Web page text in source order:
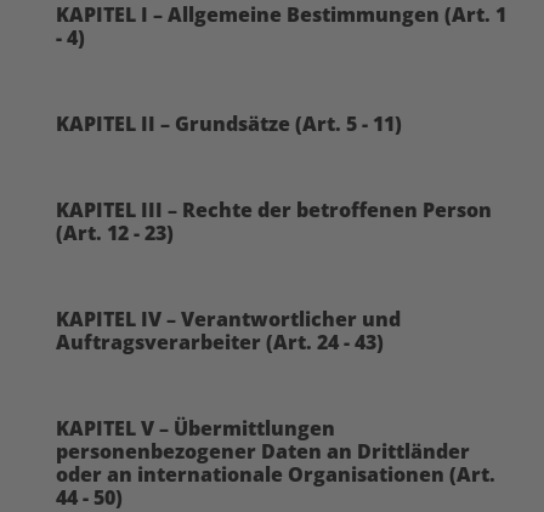
KAPITEL I – Allgemeine Bestimmungen (Art. 1
- 4)
KAPITEL II – Grundsätze (Art. 5 - 11)
KAPITEL III – Rechte der betroffenen Person
(Art. 12 - 23)
KAPITEL IV – Verantwortlicher und
Auftragsverarbeiter (Art. 24 - 43)
KAPITEL V – Übermittlungen
personenbezogener Daten an Drittländer
oder an internationale Organisationen (Art.
44 - 50)